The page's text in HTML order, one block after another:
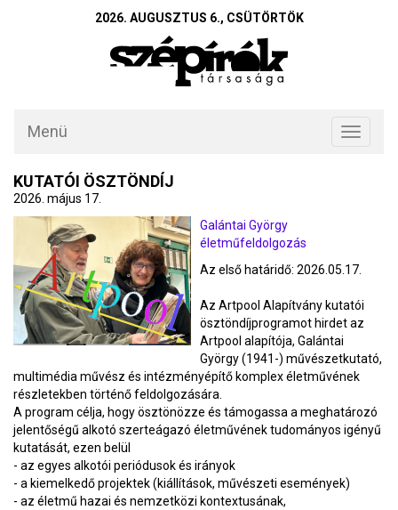
2026. AUGUSZTUS 6., CSÜTÖRTÖK
Toggle
Menü
KUTATÓI ÖSZTÖNDÍJ
2026. május 17.
Galántai György
életműfeldolgozás
Az első határidő: 2026.05.17.
Az Artpool Alapítvány kutatói
ösztöndíjprogramot hirdet az
Artpool alapítója, Galántai
György (1941-) művészetkutató,
multimédia művész és intézményépítő komplex életművének
részletekben történő feldolgozására.
A program célja, hogy ösztönözze és támogassa a meghatározó
jelentőségű alkotó szerteágazó életművének tudományos igényű
kutatását, ezen belül
- az egyes alkotói periódusok és irányok
- a kiemelkedő projektek (kiállítások, művészeti események)
- az életmű hazai és nemzetközi kontextusának,